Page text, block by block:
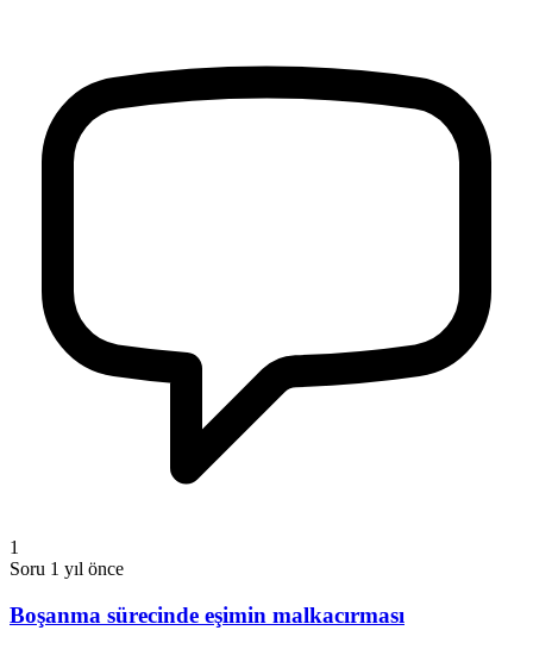
1
Soru 1 yıl önce
Boşanma sürecinde eşimin malkacırması